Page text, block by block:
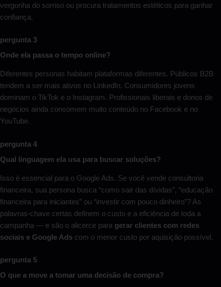
vergonha do sorriso ou procura tratamentos estéticos para ganhar
confiança.
pergunta 3
Onde ela passa o tempo online?
Diferentes personas habitam plataformas diferentes. Públicos B2B
tendem a ser mais ativos no LinkedIn. Consumidores jovens
dominam o TikTok e o Instagram. Profissionais liberais e donos de
negócios ainda consomem muito conteúdo no Facebook e no
YouTube.
pergunta 4
Qual linguagem ela usa para buscar soluções?
Isso é essencial para o Google Ads. Se você vende consultoria
financeira, sua persona busca “como sair das dívidas”, “educação
financeira para iniciantes” ou “investir com pouco dinheiro”? As
palavras-chave certas definem o custo e a eficiência de toda a
campanha — e são o alicerce para gerar clientes com redes
sociais e Google Ads com o menor custo por aquisição possível.
pergunta 5
O que a move a tomar uma decisão de compra?